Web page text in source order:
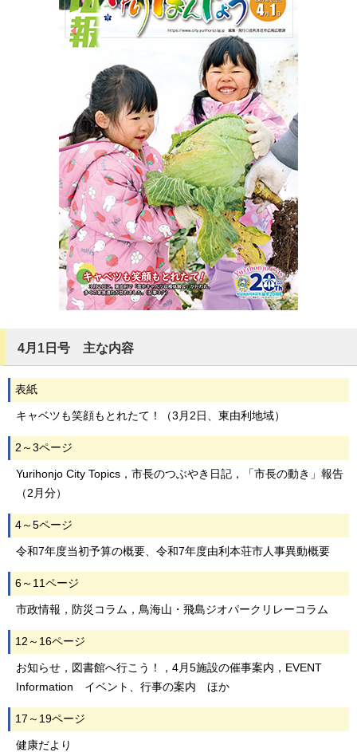
4月1日号 主な内容
表紙
キャベツも笑顔もとれたて！（3月2日、東由利地域）
2～3ページ
Yurihonjo City Topics，市長のつぶやき日記，「市長の動き」報告
（2月分）
4～5ページ
令和7年度当初予算の概要、令和7年度由利本荘市人事異動概要
6～11ページ
市政情報，防災コラム，鳥海山・飛島ジオパークリレーコラム
12～16ページ
お知らせ，図書館へ行こう！，4月5施設の催事案内，EVENT
Information イベント、行事の案内 ほか
17～19ページ
健康だより